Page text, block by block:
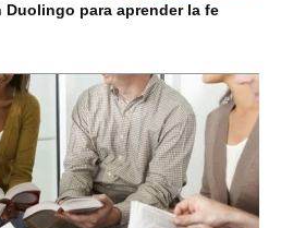
Duolingo para aprender la fe